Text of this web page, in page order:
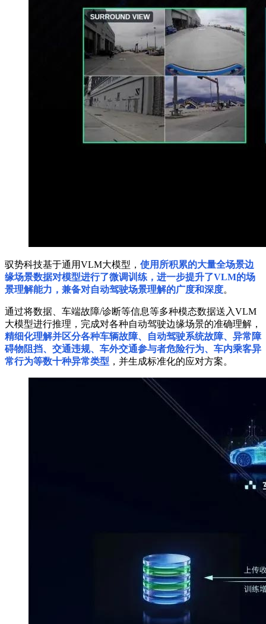
驭势科技基于通用VLM大模型， 使用所积累的大量全场景边
缘场景数据对模型进行了微调训练，进一步提升了VLM的场
景理解能力，兼备对自动驾驶场景理解的广度和深度。
通过将数据、车端故障/诊断等信息等多种模态数据送入VLM
大模型进行推理，完成对各种自动驾驶边缘场景的准确理解，
精细化理解并区分各种车辆故障、自动驾驶系统故障、异常障
碍物阻挡、交通违规、车外交通参与者危险行为、车内乘客异
常行为等数十种异常类型 ，并生成标准化的应对方案。